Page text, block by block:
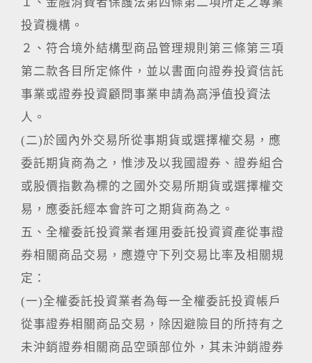
投資機構。
２、符合境外結構型商品管理規則第三條第三項
第二款各目所定條件，並以書面向證券投資信託
事業或證券投資顧問事業申請為高淨值投資法
人。
(二)於國內外交易所從事期貨或選擇權交易，應
委託期貨商為之，惟涉及以我國證券、證券組合
或股價指數為標的之國外交易所期貨或選擇權交
易，應委託經本會許可之期貨商為之。
五、全權委託投資業者運用委託投資資產從事證
券相關商品交易，應遵守下列交易比率及相關規
定：
(一)全權委託投資業者為每一全權委託投資帳戶
從事證券相關商品交易，除因避險目的所持有之
未沖銷證券相關商品空頭部位外，其未沖銷證券